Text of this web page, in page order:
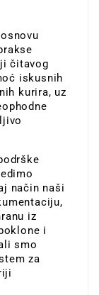
čitavog
iskusnih
kurira, uz
način naši
iz
i
smo
za